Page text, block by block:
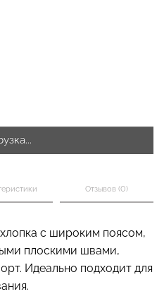
Отзывов (0)
с широким поясом,
плоскими швами,
Идеально подходит для